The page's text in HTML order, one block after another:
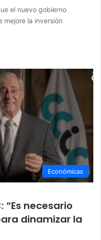
el nuevo gobierno
mejore la inversión
Económicas
“Es necesario
dinamizar la